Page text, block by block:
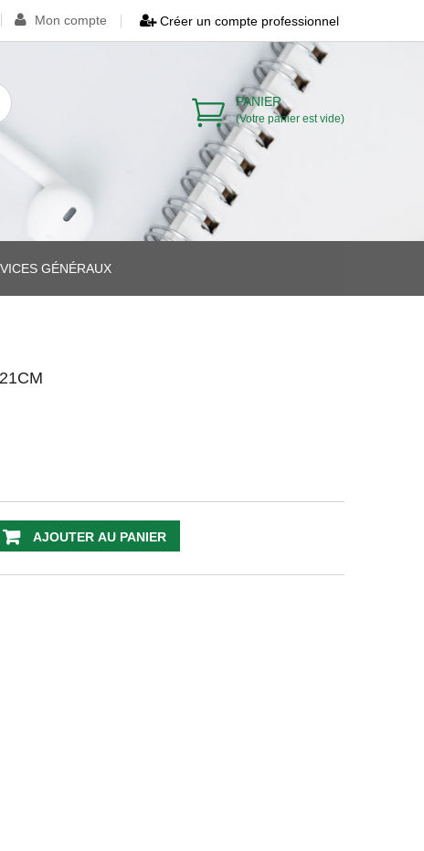
Créer un compte professionnel
Mon compte
PANIER
(Votre panier est vide)
GÉNÉRAUX
AJOUTER AU PANIER